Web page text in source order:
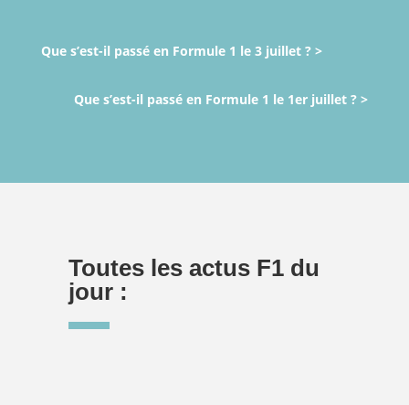
Que s’est-il passé en Formule 1 le 3 juillet ? >
Que s’est-il passé en Formule 1 le 1er juillet ? >
Toutes les actus F1 du
jour :